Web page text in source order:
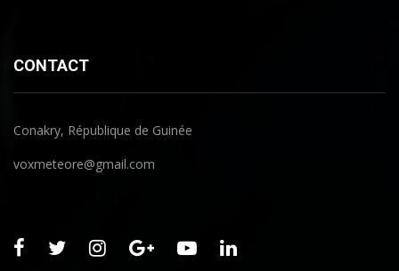
CONTACT
Conakry, République de Guinée
voxmeteore@gmail.com